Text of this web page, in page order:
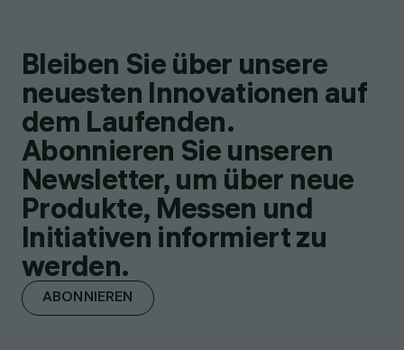
Bleiben Sie über unsere
neuesten Innovationen auf
dem Laufenden.
Abonnieren Sie unseren
Newsletter, um über neue
Produkte, Messen und
Initiativen informiert zu
werden.
ABONNIEREN